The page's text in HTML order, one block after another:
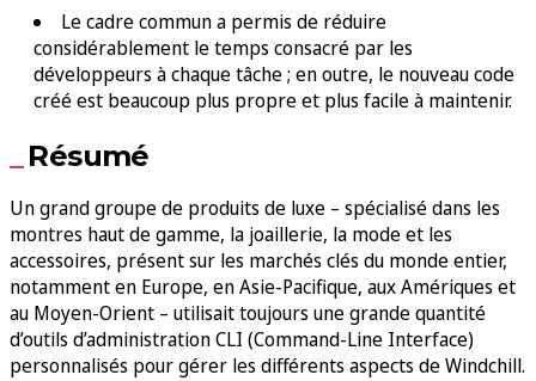
Le cadre commun a permis de réduire
considérablement le temps consacré par les
développeurs à chaque tâche ; en outre, le nouveau code
créé est beaucoup plus propre et plus facile à maintenir.
Résumé
Un grand groupe de produits de luxe – spécialisé dans les
montres haut de gamme, la joaillerie, la mode et les
accessoires, présent sur les marchés clés du monde entier,
notamment en Europe, en Asie-Pacifique, aux Amériques et
au Moyen-Orient – utilisait toujours une grande quantité
d’outils d’administration CLI (Command-Line Interface)
personnalisés pour gérer les différents aspects de Windchill.